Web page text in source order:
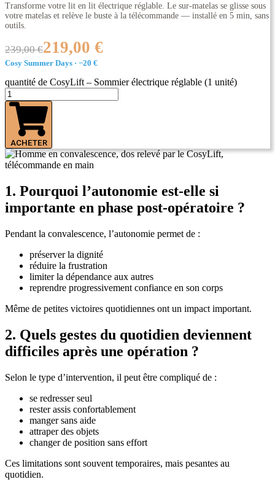
Transforme votre lit en lit électrique réglable. Le sur-matelas se glisse sous
votre matelas et relève le buste à la télécommande — installé en 5 min, sans
outils.
239,00 €219,00 €
Cosy Summer Days · −20 €
quantité de CosyLift – Sommier électrique réglable (1 unité)
ACHETER
1. Pourquoi l’autonomie est-elle si
importante en phase post-opératoire ?
Pendant la convalescence, l’autonomie permet de :
préserver la dignité
réduire la frustration
limiter la dépendance aux autres
reprendre progressivement confiance en son corps
Même de petites victoires quotidiennes ont un impact important.
2. Quels gestes du quotidien deviennent
difficiles après une opération ?
Selon le type d’intervention, il peut être compliqué de :
se redresser seul
rester assis confortablement
manger sans aide
attraper des objets
changer de position sans effort
Ces limitations sont souvent temporaires, mais pesantes au
quotidien.